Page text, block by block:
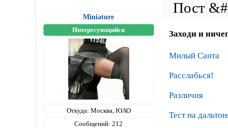
Miniature
Интересующийся
Откуда: Москва, ЮАО
Сообщений: 212
Заходи и
Милый Санта
Расслабься!
Различия
Тест на